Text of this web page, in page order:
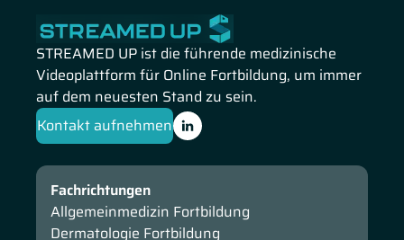
STREAMED UP ist die führende medizinische
Videoplattform für Online Fortbildung, um immer
auf dem neuesten Stand zu sein.
Kontakt aufnehmen
Fachrichtungen
Allgemeinmedizin Fortbildung
Dermatologie Fortbildung